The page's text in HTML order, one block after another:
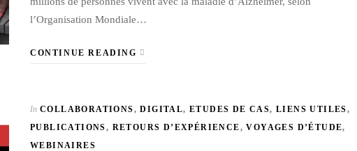
l’Organisation Mondiale…
CONTINUE READING
In COLLABORATIONS,DIGITAL,ETUDES DE CAS,LIENS UTILES,
PUBLICATIONS, RETOURS D’EXPÉRIENCE,VOYAGES D’ÉTUDE,
WEBINAIRES